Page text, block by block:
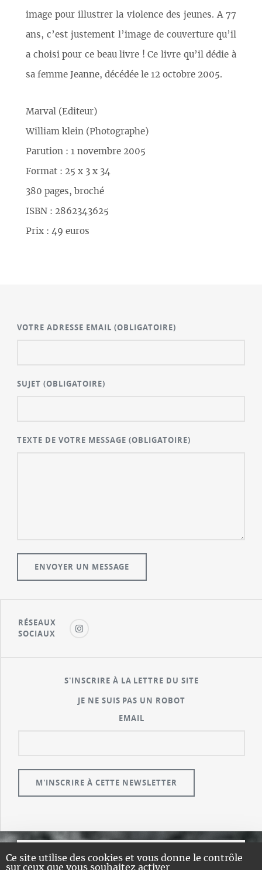
Ce site utilise des cookies et vous donne le contrôle
sur ceux que vous souhaitez activer
image pour illustrer la violence des jeunes. A 77
ans, c’est justement l’image de couverture qu’il
a choisi pour ce beau livre ! Ce livre qu’il dédie à
sa femme Jeanne, décédée le 12 octobre 2005.
Marval (Editeur)
William klein (Photographe)
Parution : 1 novembre 2005
Format : 25 x 3 x 34
380 pages, broché
ISBN : 2862343625
Prix : 49 euros
VOTRE ADRESSE EMAIL(OBLIGATOIRE)
SUJET(OBLIGATOIRE)
TEXTE DE VOTRE MESSAGE(OBLIGATOIRE)
RÉSEAUX
SOCIAUX
S'INSCRIRE À LA LETTRE DU SITE
JE NE SUIS PAS UN ROBOT
EMAIL
© GUALENI.COM